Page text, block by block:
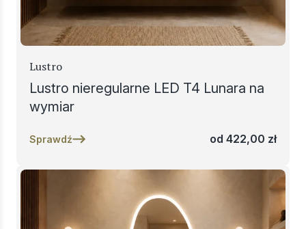
Lustro
Lustro nieregularne LED T4 Lunara na
wymiar
Sprawdź od 422,00 zł